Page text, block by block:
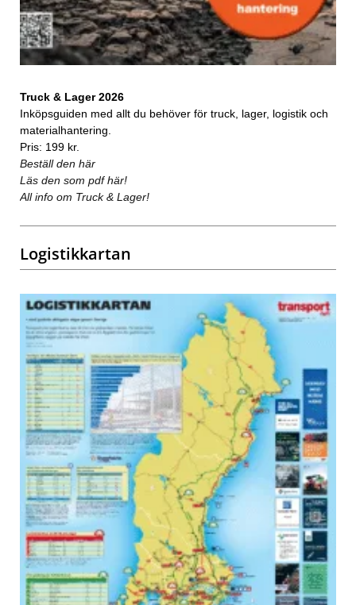
Truck & Lager 2026
Inköpsguiden med allt du behöver för truck, lager, logistik och
materialhantering.
Pris: 199 kr.
Beställ den här
Läs den som pdf här!
All info om Truck & Lager!
Logistikkartan